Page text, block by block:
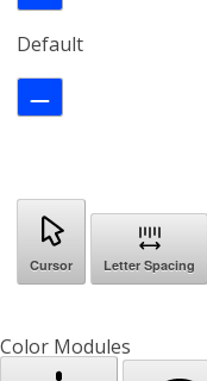
Default
Cursor Letter Spacing
Color Modules